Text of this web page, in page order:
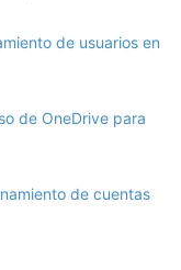
de usuarios en
de OneDrive para
de cuentas